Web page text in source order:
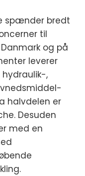
spænder bredt
til
og på
leverer
,
halvdelen er
Desuden
med en